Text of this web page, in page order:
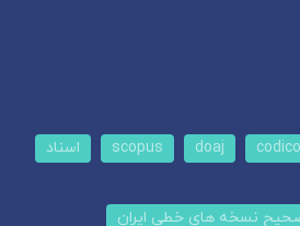
doaj
scopus
اسناد
نسخه های خطی ایران